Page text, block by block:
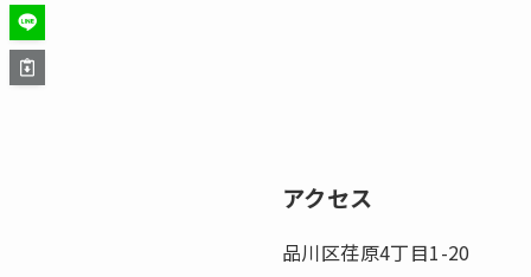
アクセス
品川区荏原4丁目1-20